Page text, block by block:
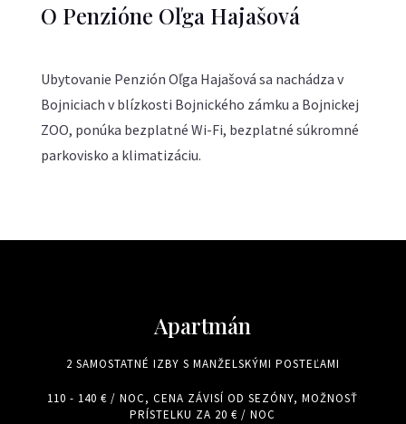
O Penzióne Oľga Hajašová
Ubytovanie Penzión Oľga Hajašová sa nachádza v
Bojniciach v blízkosti Bojnického zámku a Bojnickej
ZOO, ponúka bezplatné Wi-Fi, bezplatné súkromné
parkovisko a klimatizáciu.
Apartmán
2 SAMOSTATNÉ IZBY S MANŽELSKÝMI POSTEĽAMI
110 - 140 € / NOC, CENA ZÁVISÍ OD SEZÓNY, MOŽNOSŤ
PRÍSTELKU ZA 20 € / NOC